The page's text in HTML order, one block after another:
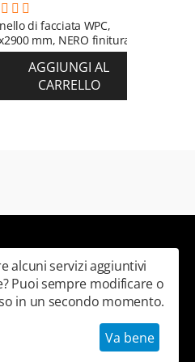
di facciata WPC,
mm, NERO finitura
(0,63 m²)
AGGIUNGI AL
CARRELLO
alcuni servizi aggiuntivi
Puoi sempre modificare o
in un secondo momento.
Va bene